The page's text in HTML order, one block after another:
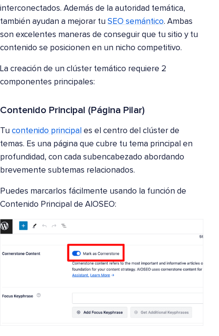
interconectados. Además de la autoridad temática,
también ayudan a mejorar tu SEO semántico. Ambas
son excelentes maneras de conseguir que tu sitio y tu
contenido se posicionen en un nicho competitivo.
La creación de un clúster temático requiere 2
componentes principales:
Contenido Principal (Página Pilar)
Tu contenido principal es el centro del clúster de
temas. Es una página que cubre tu tema principal en
profundidad, con cada subencabezado abordando
brevemente subtemas relacionados.
Puedes marcarlos fácilmente usando la función de
Contenido Principal de AIOSEO: